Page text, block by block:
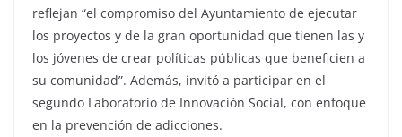
reflejan “el compromiso del Ayuntamiento de ejecutar
los proyectos y de la gran oportunidad que tienen las y
los jóvenes de crear políticas públicas que beneficien a
su comunidad”. Además, invitó a participar en el
segundo Laboratorio de Innovación Social, con enfoque
en la prevención de adicciones.